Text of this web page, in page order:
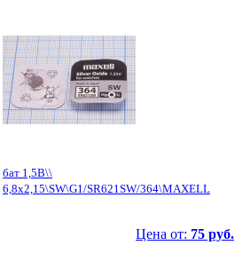
бат 1,5В\\
6,8x2,15\SW\G1/SR621SW/364\MAXELL
Цена от: 75 руб.